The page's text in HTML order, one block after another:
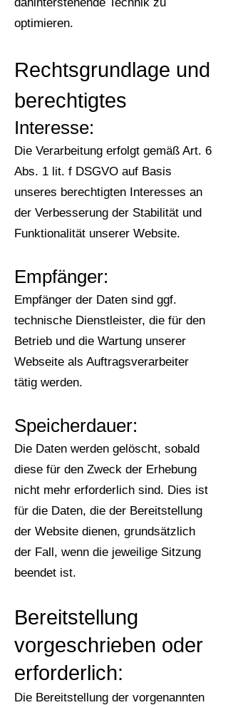
optimieren.
Rechtsgrundlage und
berechtigtes
Interesse:
Die Verarbeitung erfolgt gemäß Art. 6
Abs. 1 lit. f DSGVO auf Basis
unseres berechtigten Interesses an
der Verbesserung der Stabilität und
Funktionalität unserer Website.
Empfänger:
Empfänger der Daten sind ggf.
technische Dienstleister, die für den
Betrieb und die Wartung unserer
Webseite als Auftragsverarbeiter
tätig werden.
Speicherdauer:
Die Daten werden gelöscht, sobald
diese für den Zweck der Erhebung
nicht mehr erforderlich sind. Dies ist
für die Daten, die der Bereitstellung
der Website dienen, grundsätzlich
der Fall, wenn die jeweilige Sitzung
beendet ist.
Bereitstellung
vorgeschrieben oder
erforderlich:
Die Bereitstellung der vorgenannten